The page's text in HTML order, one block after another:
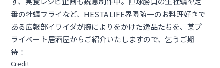
番の牡蠣フライなど、HESTA LIFE界隈随⼀のお料理好きで
ある広報部イワイダが腕によりをかけた逸品たちを、某プ
ライベート居酒屋からご紹介いたしますので、乞うご期
待！
Credit